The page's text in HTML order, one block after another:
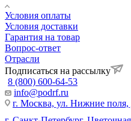
Условия оплаты
Условия доставки
Гарантия на товар
Вопрос-ответ
Отрасли
Подписаться на рассылку
8 (800) 600-64-53
info@podrf.ru
г. Москва, ул. Нижние поля,